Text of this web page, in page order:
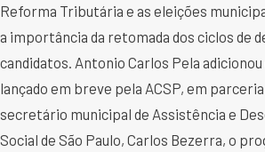
Reforma Tributária e as eleições
a importância da retomada dos ciclos de
candidatos. Antonio Carlos Pela adicionou
lançado em breve pela ACSP, em
secretário municipal de Assistência e
Social de São Paulo, Carlos Bezerra, o